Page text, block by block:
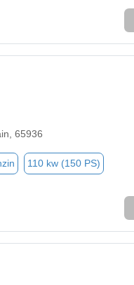
65936
110 kw (150 PS)